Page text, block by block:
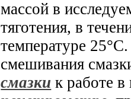
массой в
тяготения, в
температуре
смешивания
смазки к работе в